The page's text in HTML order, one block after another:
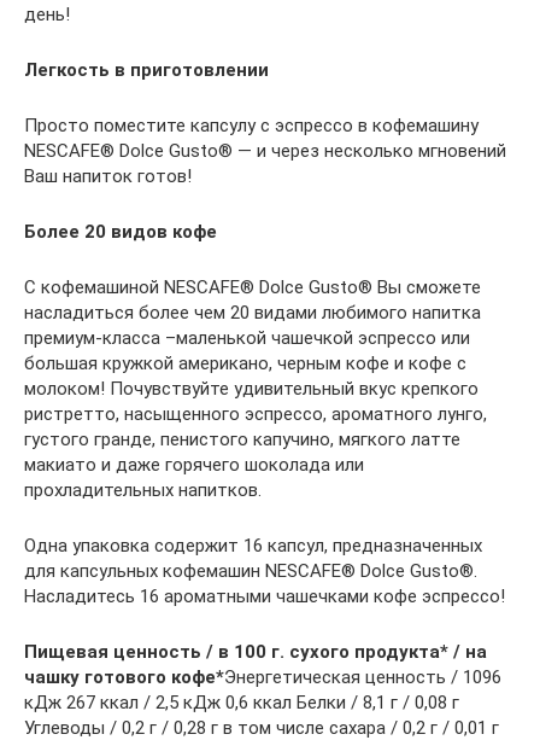
день!
Легкость в приготовлении
Просто поместите капсулу с эспрессо в кофемашину
NESCAFE® Dolce Gusto® — и через несколько мгновений
Ваш напиток готов!
Более 20 видов кофе
С кофемашиной NESCAFE® Dolce Gusto® Вы сможете
насладиться более чем 20 видами любимого напитка
премиум-класса –маленькой чашечкой эспрессо или
большая кружкой американо, черным кофе и кофе с
молоком! Почувствуйте удивительный вкус крепкого
ристретто, насыщенного эспрессо, ароматного лунго,
густого гранде, пенистого капучино, мягкого латте
макиато и даже горячего шоколада или
прохладительных напитков.
Одна упаковка содержит 16 капсул, предназначенных
для капсульных кофемашин NESCAFE® Dolce Gusto®.
Насладитесь 16 ароматными чашечками кофе эспрессо!
Пищевая ценность / в 100 г. сухого продукта* / на
чашку готового кофе*Энергетическая ценность / 1096
кДж 267 ккал / 2,5 кДж 0,6 ккал Белки / 8,1 г / 0,08 г
Углеводы / 0,2 г / 0,28 г в том числе сахара / 0,2 г / 0,01 г